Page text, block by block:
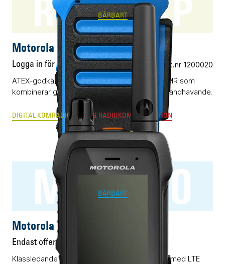
R7Ex NKP
BÄRBART
Motorola R7Ex NKP
Logga in för pris Vårt art.nr 1200020
ATEX-godkänd digital komradio baserad på DMR som
kombinerar grym radioprestanda och enkelt handhavande.
DIGITAL KOMRADIOANALOG RADIOKOMMUNIKATION
MXP660
BÄRBART
Motorola MXP660
Endast offert
Klassledande RAKEL/TETRA-terminal förädlad med LTE